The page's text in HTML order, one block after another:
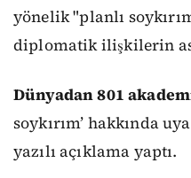
yönelik "planlı
diplomatik ilişkilerin
Dünyadan 801
soykırım’ hakkında
yazılı açıklama yaptı.